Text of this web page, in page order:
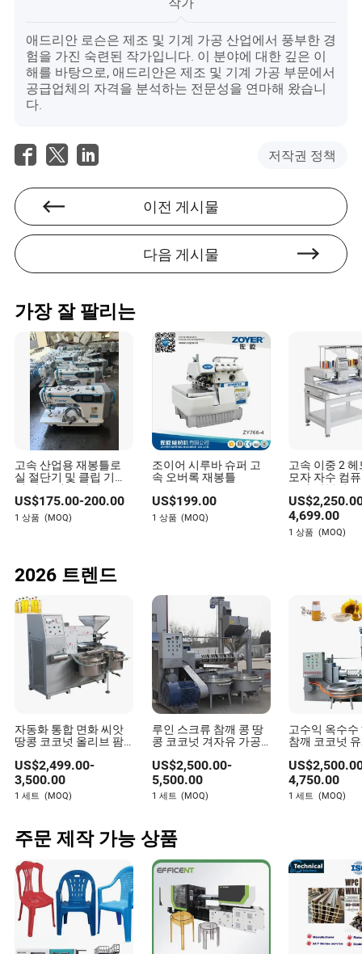
애드리안 로슨은 제조 및 기계 가공 산업에서 풍부한 경
험을 가진 숙련된 작가입니다. 이 분야에 대한 깊은 이
해를 바탕으로, 애드리안은 제조 및 기계 가공 부문에서
공급업체의 자격을 분석하는 전문성을 연마해 왔습니
다.
저작권 정책
이전 게시물
다음 게시물
가장 잘 팔리는
고속 산업용 재봉틀로
실 절단기 및 클립 기능
이 있는 섬유 기계
US$175.00-200.00
1 상품 (MOQ)
조이어 시루바 슈퍼 고
속 오버록 재봉틀
US$199.00
1 상품 (MOQ)
고속 이중 2
모자 자수 컴
모자 재봉기
US$
4,699.00
1 상품 (MOQ)
2026 트렌드
자동화 통합 면화 씨앗
땅콩 코코넛 올리브 팜
결합 나사식 오일 프레
스 기계와 진공 필터
US$2,499.00-
3,500.00
1 세트 (MOQ)
루인 스크류 참깨 콩 땅
콩 코코넛 겨자유 가공
추출기 오일 제조 냉압
착 기계
US$2,500.00-
5,500.00
1 세트 (MOQ)
고수익 옥수
참깨 코코넛
오일 가공 기
착 기계
US$
4,750.00
1 세트 (MOQ)
주문 제작 가능 상품